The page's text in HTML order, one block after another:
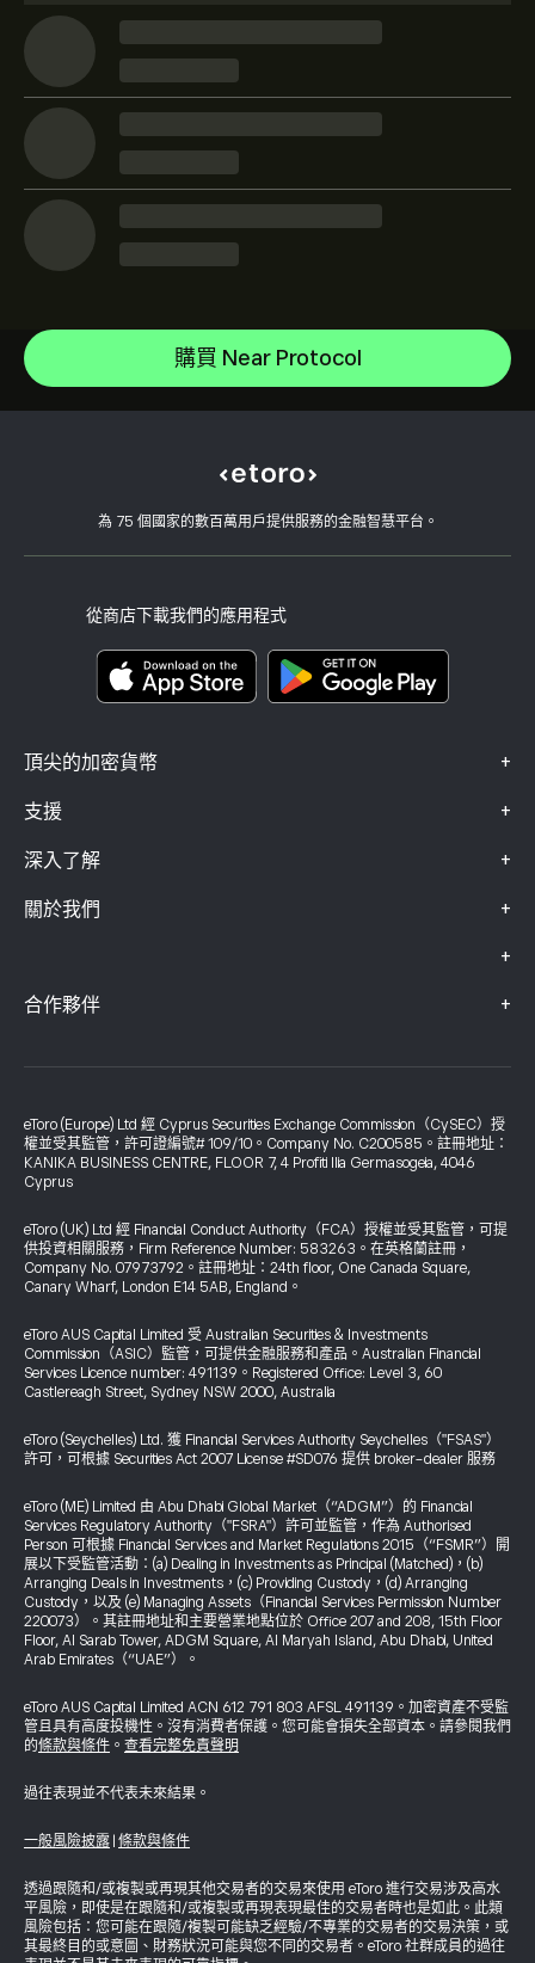
購買 Near Protocol
為 75 個國家的數百萬用戶提供服務的金融智慧平台。
從商店下載我們的應用程式
頂尖的加密貨幣 +
Bitcoin
Bitcoin Cash
XRP
支援 +
如何存款
如何提款
開設帳戶
用戶端漏洞
深入了解 +
CopyTrading 如何運作
負責任的交易
關於我們 +
為什麼選擇 eToro
我們的辦事處
+
風險揭露
關鍵資訊文件
投訴資料（FCA 客戶）
合作夥伴 +
投資保險
eToro (Europe) Ltd 經 Cyprus Securities Exchange Commission（CySEC）授
權並受其監管，許可證編號# 109/10。Company No. C200585。註冊地址：
KANIKA BUSINESS CENTRE, FLOOR 7, 4 Profiti Ilia Germasogeia, 4046
Cyprus
eToro (UK) Ltd 經 Financial Conduct Authority（FCA）授權並受其監管，可提
供投資相關服務，Firm Reference Number: 583263。在英格蘭註冊，
Company No. 07973792。註冊地址：24th floor, One Canada Square,
Canary Wharf, London E14 5AB, England。
eToro AUS Capital Limited 受 Australian Securities & Investments
Commission（ASIC）監管，可提供金融服務和產品。Australian Financial
Services Licence number: 491139。Registered Office: Level 3, 60
Castlereagh Street, Sydney NSW 2000, Australia
eToro (Seychelles) Ltd. 獲 Financial Services Authority Seychelles（"FSAS"）
許可，可根據 Securities Act 2007 License #SD076 提供 broker-dealer 服務
eToro (ME) Limited 由 Abu Dhabi Global Market（“ADGM”）的 Financial
Services Regulatory Authority（"FSRA"）許可並監管，作為 Authorised
Person 可根據 Financial Services and Market Regulations 2015（“FSMR”）開
展以下受監管活動：(a) Dealing in Investments as Principal (Matched)，(b)
Arranging Deals in Investments，(c) Providing Custody，(d) Arranging
Custody，以及 (e) Managing Assets（Financial Services Permission Number
220073）。其註冊地址和主要營業地點位於 Office 207 and 208, 15th Floor
Floor, Al Sarab Tower, ADGM Square, Al Maryah Island, Abu Dhabi, United
Arab Emirates（“UAE”）。
eToro AUS Capital Limited ACN 612 791 803 AFSL 491139。加密資產不受監
管且具有高度投機性。沒有消費者保護。您可能會損失全部資本。請參閱我們
的條款與條件 。 查看完整免責聲明
過往表現並不代表未來結果。
一般風險披露 條款與條件
透過跟隨和/或複製或再現其他交易者的交易來使用 eToro 進行交易涉及高水
平風險，即使是在跟隨和/或複製或再現表現最佳的交易者時也是如此。此類
風險包括：您可能在跟隨/複製可能缺乏經驗/不專業的交易者的交易決策，或
其最終目的或意圖、財務狀況可能與您不同的交易者。eToro 社群成員的過往